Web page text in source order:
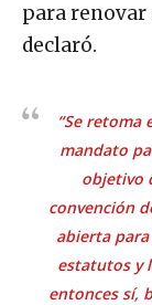
para renovar
declaró.
“Se retoma
mandato
objetivo
convención
abierta
estatutos y
entonces sí,